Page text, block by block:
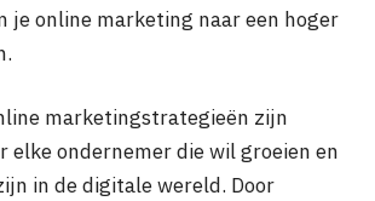
je online marketing naar een hoger
marketingstrategieën zijn
elke ondernemer die wil groeien en
in de digitale wereld. Door